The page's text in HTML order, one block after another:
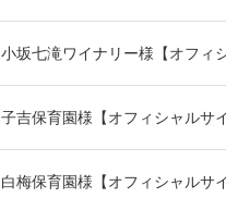
小坂七滝ワイナリー様【オフィ
子吉保育園様【オフィシャルサ
白梅保育園様【オフィシャルサ